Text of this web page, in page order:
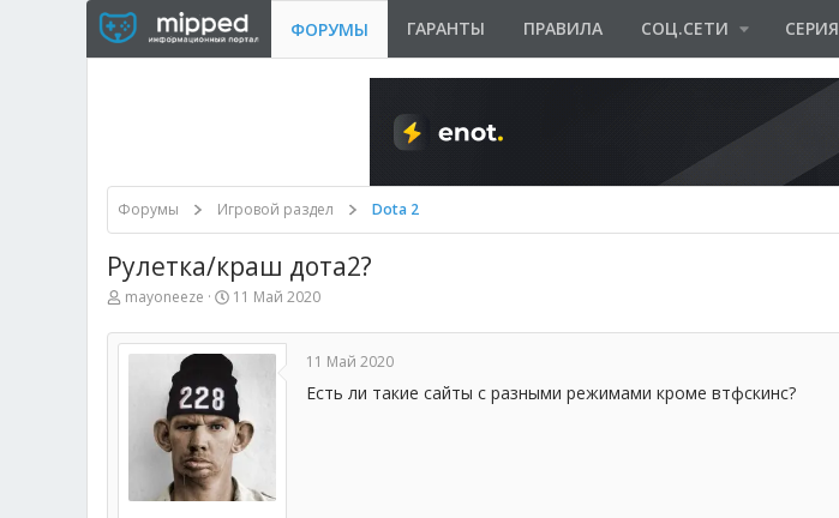
ФОРУМЫ ГАРАНТЫ ПРАВИЛА СОЦ.СЕТИ СЕРИЯ
Форумы Игровой раздел Dota 2
Рулетка/краш дота2?
А
т
о
mayoneeze
Д
т
а
н
а
ч
а
л
а
11 Май 2020
11 Май 2020
Есть ли такие сайты с разными режимами кроме втфскинс?